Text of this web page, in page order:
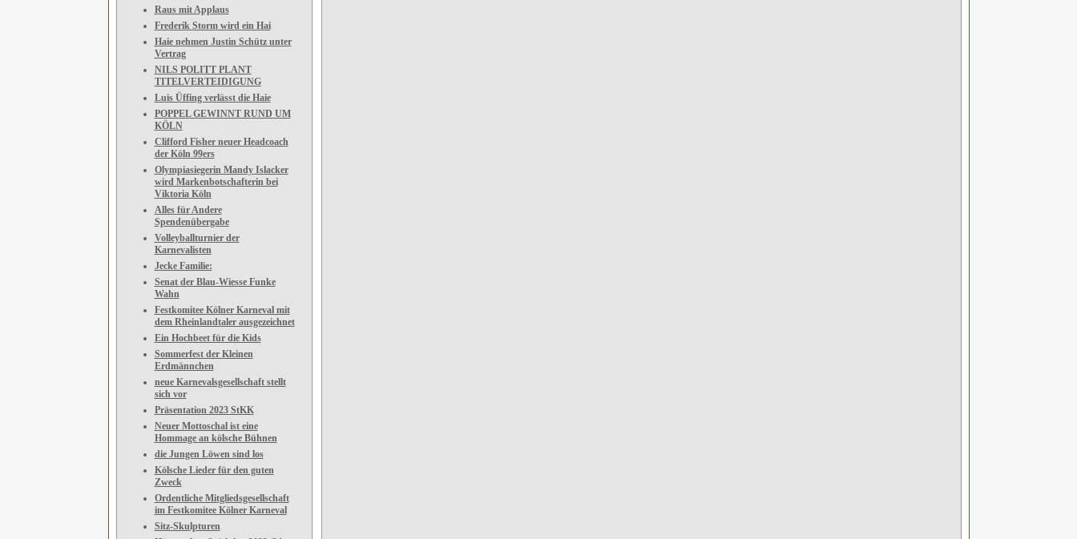
Raus mit Applaus
Frederik Storm wird ein Hai
Haie nehmen Justin Schütz unter
Vertrag
NILS POLITT PLANT
TITELVERTEIDIGUNG
Luis Üffing verlässt die Haie
POPPEL GEWINNT RUND UM
KÖLN
Clifford Fisher neuer Headcoach
der Köln 99ers
Olympiasiegerin Mandy Islacker
wird Markenbotschafterin bei
Viktoria Köln
Alles für Andere
Spendenübergabe
Volleyballturnier der
Karnevalisten
Jecke Familie:
Senat der Blau-Wiesse Funke
Wahn
Festkomitee Kölner Karneval mit
dem Rheinlandtaler ausgezeichnet
Ein Hochbeet für die Kids
Sommerfest der Kleinen
Erdmännchen
neue Karnevalsgesellschaft stellt
sich vor
Präsentation 2023 StKK
Neuer Mottoschal ist eine
Hommage an kölsche Bühnen
die Jungen Löwen sind los
Kölsche Lieder für den guten
Zweck
Ordentliche Mitgliedsgesellschaft
im Festkomitee Kölner Karneval
Sitz-Skulpturen